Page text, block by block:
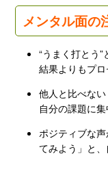
メンタル面の
“うまく打とう”
結果よりもプ
他人と比べない
自分の課題に集
ポジティブな
てみよう」と、